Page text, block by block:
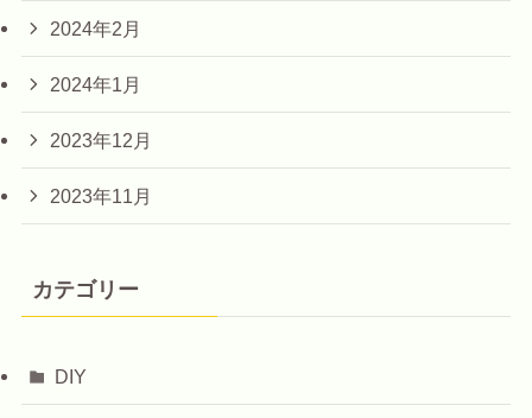
2024年2月
2024年1月
2023年12月
2023年11月
カテゴリー
DIY